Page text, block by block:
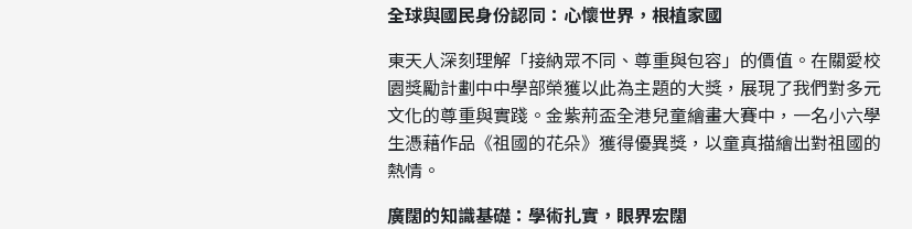
全球與國民身份認同：心懷世界，根植家國
東天人深刻理解「接納眾不同、尊重與包容」的價值。在關愛校
園獎勵計劃中中學部榮獲以此為主題的大獎，展現了我們對多元
文化的尊重與實踐。金紫荊盃全港兒童繪畫大賽中，一名小六學
生憑藉作品《祖國的花朵》獲得優異獎，以童真描繪出對祖國的
熱情。
廣闊的知識基礎：學術扎實，眼界宏闊